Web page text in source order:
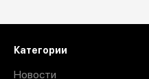
Категории
Новости